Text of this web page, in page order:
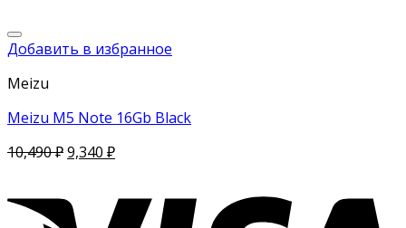
Добавить в избранное
Meizu
Meizu M5 Note 16Gb Black
10,490₽9,340 ₽